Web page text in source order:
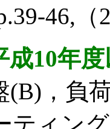
46,（
成10年
(B)，負
ティン